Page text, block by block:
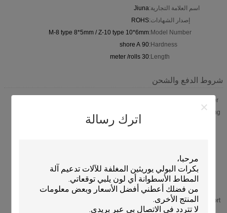
اترك رسالة
اسم العلامة التجارية:Jiuna
إصدار الشهادات:ROHS
Model Number:
M-8 type 8*5mm / Z-10 type 10*6mm
Hardness:
90 shore A
Length:
30 meter /rolls
شروط الدفع والشحن
Min Order:
Packaging:
Normal packing. Inner packing is plastic film .outer packing is
carton . Or according to customers'
Terms:
T/T, 50% payment in advance ,50% balance before shipment ;
Western Union ; L/C
Supply
Ability:
96.000 meters per Month
export port:
shanghai